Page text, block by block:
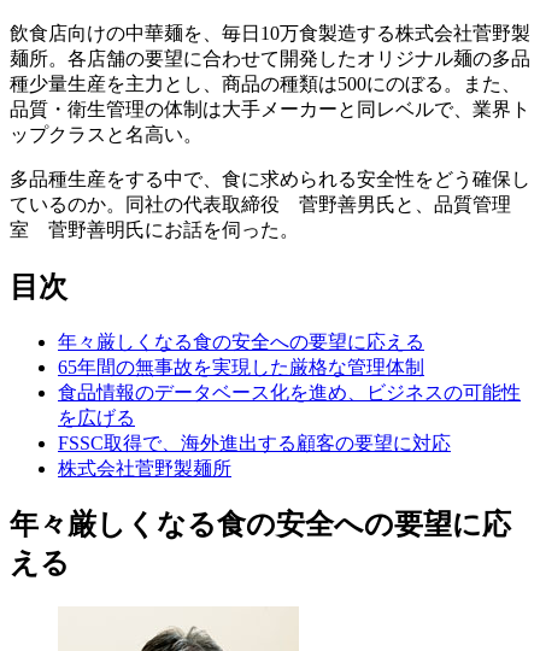
飲食店向けの中華麺を、毎日10万食製造する株式会社菅野製
麺所。各店舗の要望に合わせて開発したオリジナル麺の多品
種少量生産を主力とし、商品の種類は500にのぼる。また、
品質・衛生管理の体制は大手メーカーと同レベルで、業界ト
ップクラスと名高い。
多品種生産をする中で、食に求められる安全性をどう確保し
ているのか。同社の代表取締役 菅野善男氏と、品質管理
室 菅野善明氏にお話を伺った。
目次
年々厳しくなる食の安全への要望に応える
65年間の無事故を実現した厳格な管理体制
食品情報のデータベース化を進め、ビジネスの可能性
を広げる
FSSC取得で、海外進出する顧客の要望に対応
株式会社菅野製麺所
年々厳しくなる食の安全への要望に応
える